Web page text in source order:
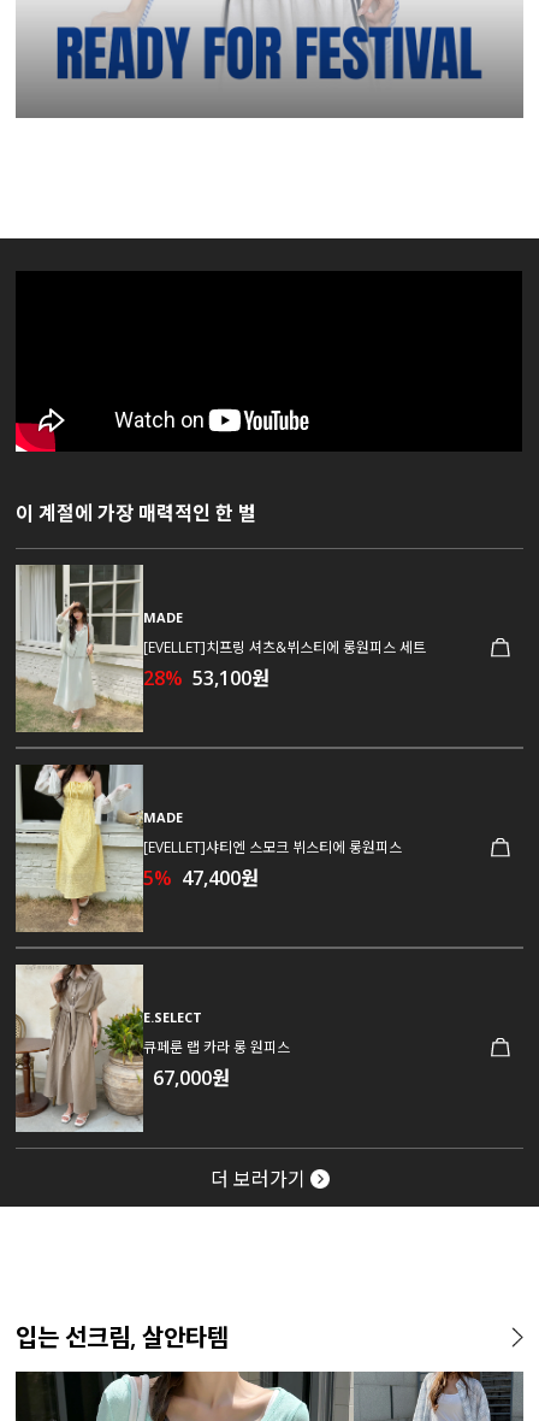
이 계절에 가장 매력적인 한 벌
MADE
[EVELLET]치프링 셔츠&뷔스티에 롱원피스 세트
28% 53,100원
MADE
[EVELLET]샤티엔 스모크 뷔스티에 롱원피스
5% 47,400원
E.SELECT
큐페룬 랩 카라 롱 원피스
67,000원
더 보러가기
입는 선크림, 살안타템